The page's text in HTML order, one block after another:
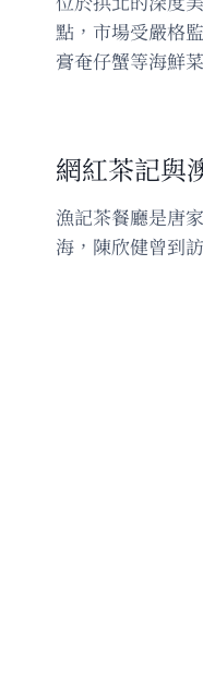
點，市場受嚴格
膏奄仔蟹等海鮮
網紅茶記與
漁記茶餐廳是唐
海，陳欣健曾到